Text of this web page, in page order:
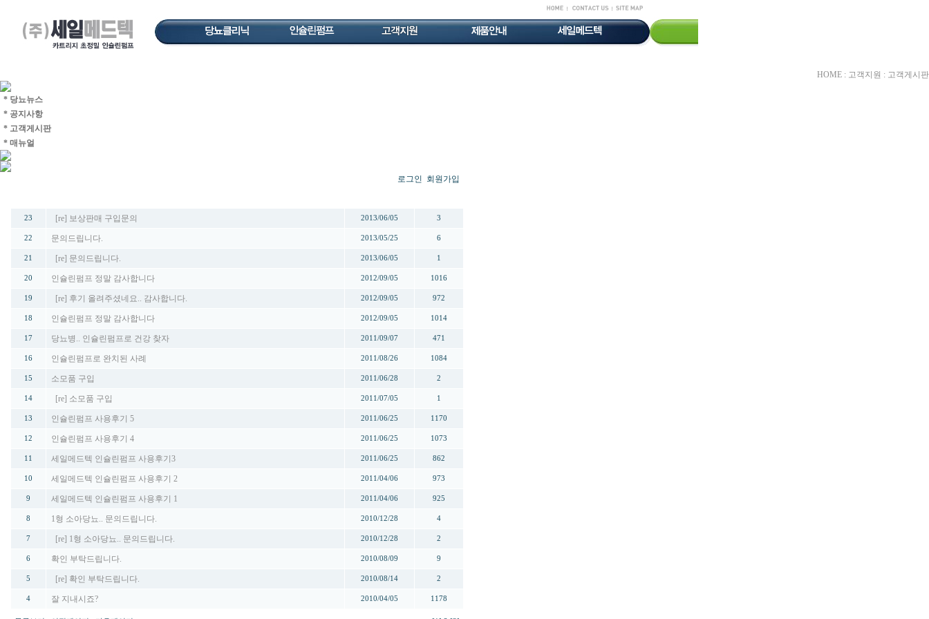
HOME : 고객지원 : 고객게시판
* 당뇨뉴스
* 공지사항
* 고객게시판
* 매뉴얼
로그인 회원가입
23 [re] 보상판매 구입문의 2013/06/05 3
22 문의드립니다. 2013/05/25 6
21 [re] 문의드립니다. 2013/06/05 1
20 인슐린펌프 정말 감사합니다 2012/09/05 1016
19 [re] 후기 올려주셨네요.. 감사합니다. 2012/09/05 972
18 인슐린펌프 정말 감사합니다 2012/09/05 1014
17 당뇨병.. 인슐린펌프로 건강 찾자 2011/09/07 471
16 인슐린펌프로 완치된 사례 2011/08/26 1084
15 소모품 구입 2011/06/28 2
14 [re] 소모품 구입 2011/07/05 1
13 인슐린펌프 사용후기 5 2011/06/25 1170
12 인슐린펌프 사용후기 4 2011/06/25 1073
11 세일메드텍 인슐린펌프 사용후기3 2011/06/25 862
10 세일메드텍 인슐린펌프 사용후기 2 2011/04/06 973
9 세일메드텍 인슐린펌프 사용후기 1 2011/04/06 925
8 1형 소아당뇨.. 문의드립니다. 2010/12/28 4
7 [re] 1형 소아당뇨.. 문의드립니다. 2010/12/28 2
6 확인 부탁드립니다. 2010/08/09 9
5 [re] 확인 부탁드립니다. 2010/08/14 2
4 잘 지내시죠? 2010/04/05 1178